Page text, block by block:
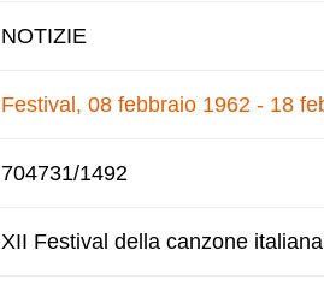
NOTIZIE
Festival, 08 febbraio 1962 - 18
704731/1492
XII Festival della canzone